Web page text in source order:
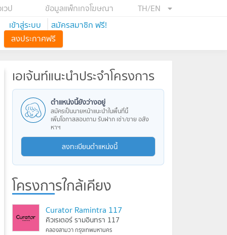
TH/EN
ข้อมูลแพ็กเกจโฆษณา
วป
เข้าสู่ระบบ
สมัครสมาชิก ฟรี!
ลงประกาศฟรี
เอเจ้นท์แนะนำประจำโครงการ
ตำแหน่งนี้ยังว่างอยู่
สมัครเป็นนายหน้าแนะนำในพื้นที่นี้
เพิ่มโอกาสสอบถาม รับฝาก เช่า/ขาย อสัง
หาฯ
ลงทะเบียนตำแหน่งนี้
โครงการใกล้เคียง
Curator Ramintra 117
คิวเรเตอร์ รามอินทรา 117
คลองสามวา กรุงเทพมหานคร